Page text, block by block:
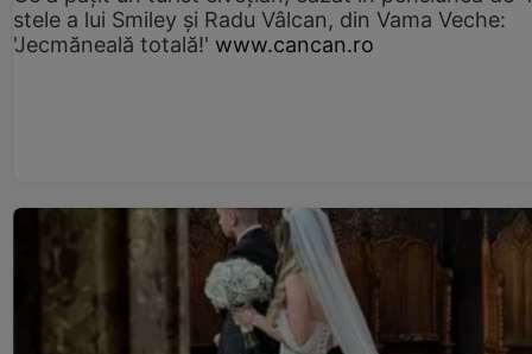
stele a lui Smiley și Radu Vâlcan, din Vama Veche:
'Jecmăneală totală!' www.cancan.ro